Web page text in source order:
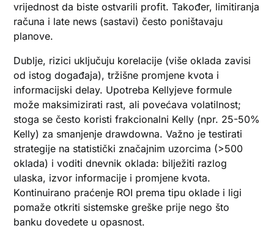
vrijednost da biste ostvarili profit. Također, limitiranja
računa i late news (sastavi) često poništavaju
planove.
Dublje, rizici uključuju korelacije (više oklada zavisi
od istog događaja), tržišne promjene kvota i
informacijski delay. Upotreba Kellyjeve formule
može maksimizirati rast, ali povećava volatilnost;
stoga se često koristi frakcionalni Kelly (npr. 25-50%
Kelly) za smanjenje drawdowna. Važno je testirati
strategije na statistički značajnim uzorcima (>500
oklada) i voditi dnevnik oklada: bilježiti razlog
ulaska, izvor informacije i promjene kvota.
Kontinuirano praćenje ROI prema tipu oklade i ligi
pomaže otkriti sistemske greške prije nego što
banku dovedete u opasnost.